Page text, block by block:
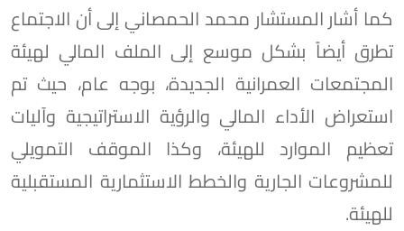
كما أشار المستشار محمد الحمصاني إلى أن الاجتماع
تطرق أيضاً بشكل موسع إلى الملف المالي لهيئة
المجتمعات العمرانية الجديدة، بوجه عام، حيث تم
استعراض الأداء المالي والرؤية الاستراتيجية وآليات
تعظيم الموارد للهيئة، وكذا الموقف التمويلي
للمشروعات الجارية والخطط الاستثمارية المستقبلية
للهيئة.